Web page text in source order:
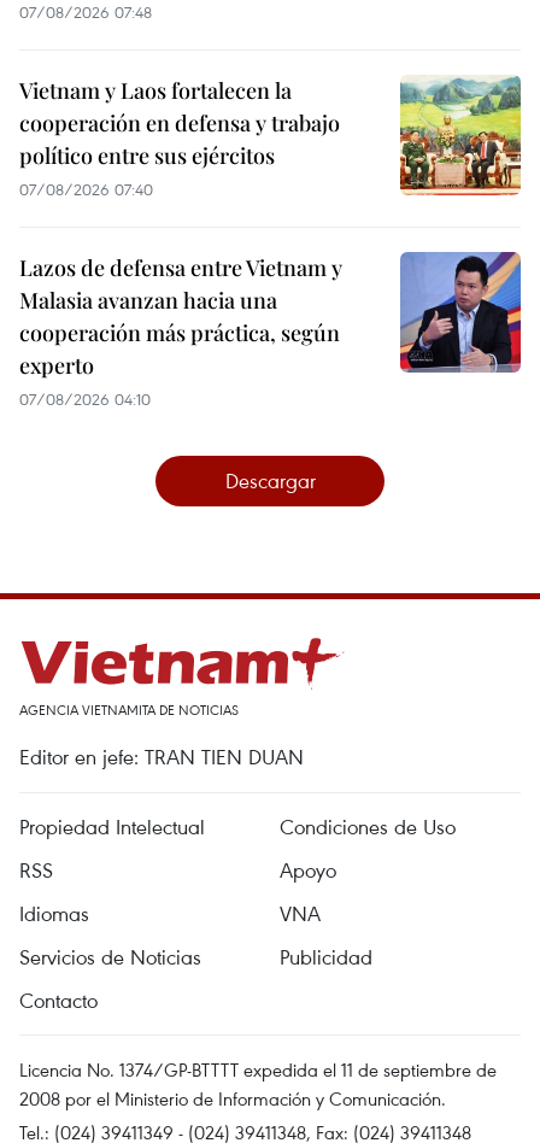
07/08/2026 07:48
Vietnam y Laos fortalecen la
cooperación en defensa y trabajo
político entre sus ejércitos
07/08/2026 07:40
Lazos de defensa entre Vietnam y
Malasia avanzan hacia una
cooperación más práctica, según
experto
07/08/2026 04:10
Descargar
AGENCIA VIETNAMITA DE NOTICIAS
Editor en jefe: TRAN TIEN DUAN
Propiedad Intelectual
Condiciones de Uso
RSS
Apoyo
Idiomas
VNA
Servicios de Noticias
Publicidad
Contacto
Licencia No. 1374/GP-BTTTT expedida el 11 de septiembre de
2008 por el Ministerio de Información y Comunicación.
Tel.: (024) 39411349 - (024) 39411348, Fax: (024) 39411348